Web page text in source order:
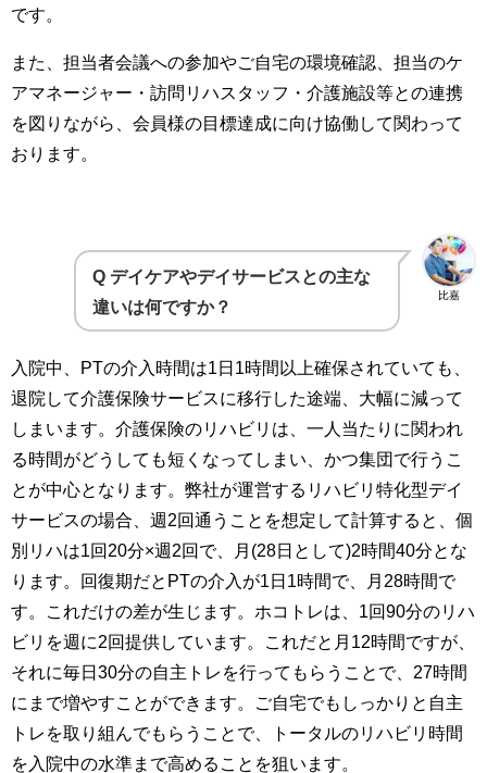
です。
また、担当者会議への参加やご自宅の環境確認、担当のケ
アマネージャー・訪問リハスタッフ・介護施設等との連携
を図りながら、会員様の目標達成に向け協働して関わって
おります。
比嘉
Q デイケアやデイサービスとの主な
違いは何ですか？
入院中、PTの介入時間は1日1時間以上確保されていても、
退院して介護保険サービスに移行した途端、大幅に減って
しまいます。介護保険のリハビリは、一人当たりに関われ
る時間がどうしても短くなってしまい、かつ集団で行うこ
とが中心となります。弊社が運営するリハビリ特化型デイ
サービスの場合、週2回通うことを想定して計算すると、個
別リハは1回20分×週2回で、月(28日として)2時間40分とな
ります。回復期だとPTの介入が1日1時間で、月28時間で
す。これだけの差が生じます。ホコトレは、1回90分のリハ
ビリを週に2回提供しています。これだと月12時間ですが、
それに毎日30分の自主トレを行ってもらうことで、27時間
にまで増やすことができます。ご自宅でもしっかりと自主
トレを取り組んでもらうことで、トータルのリハビリ時間
を入院中の水準まで高めることを狙います。